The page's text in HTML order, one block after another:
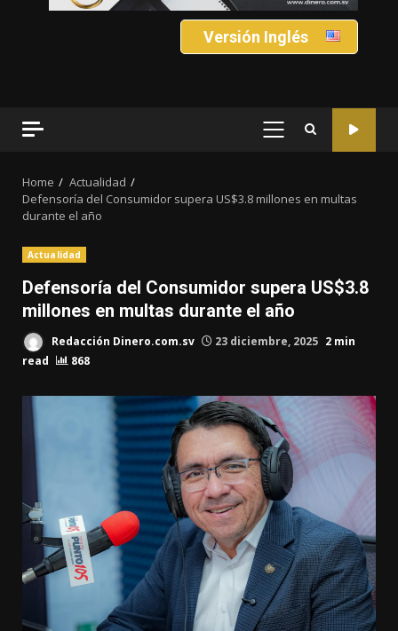
Versión Inglés
PRIMARY
Home
Actualidad
Defensoría del Consumidor supera US$3.8 millones en multas
durante el año
Actualidad
Defensoría del Consumidor supera US$3.8
millones en multas durante el año
Redacción Dinero.com.sv 23 diciembre, 2025 2 min
read
868